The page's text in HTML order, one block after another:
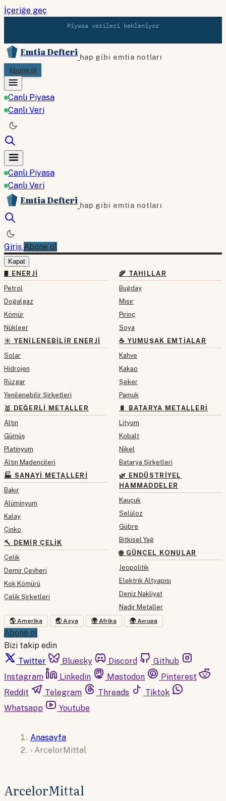
İçeriğe geç
Piyasa verileri bekleniyor
Emtia Defteri hap gibi emtia notları
Abone ol
Canlı Piyasa
Canlı Veri
Canlı Piyasa
Canlı Veri
Emtia Defteri hap gibi emtia notları
Giriş Abone ol
Kapat
🛢 ENERJI
Petrol
Doğalgaz
Kömür
Nükleer
☀️ YENILENEBILIR ENERJI
Solar
Hidrojen
Rüzgar
Yenilenebilir Şirketleri
🥇 DEĞERLI METALLER
Altın
Gümüş
Platinyum
Altın Madencileri
🏭 SANAYI METALLERI
Bakır
Alüminyum
Kalay
Çinko
🔨 DEMIR ÇELIK
Çelik
Demir Cevheri
Kok Kömürü
Çelik Şirketleri
🌾 TAHILLAR
Buğday
Mısır
Pirinç
Soya
☕ YUMUŞAK EMTIALAR
Kahve
Kakao
Şeker
Pamuk
🔋 BATARYA METALLERI
Lityum
Kobalt
Nikel
Batarya Şirketleri
🌿 ENDÜSTRIYEL
HAMMADDELER
Kauçuk
Selüloz
Gübre
Bitkisel Yağ
🌐 GÜNCEL KONULAR
Jeopolitik
Elektrik Altyapısı
Deniz Nakliyat
Nadir Metaller
🌎 Amerika 🌏 Asya 🌍 Afrika 🌍 Avrupa
Abone ol
Bizi takip edin
Twitter
Bluesky Discord
Github
Instagram
Linkedin Mastodon
Pinterest
Reddit
Telegram Threads
Tiktok
Whatsapp
Youtube
Anasayfa
› ArcelorMittal
ArcelorMittal